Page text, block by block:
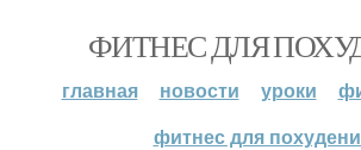
ФИТНЕС ДЛЯ
главная новости уроки
фитнес для